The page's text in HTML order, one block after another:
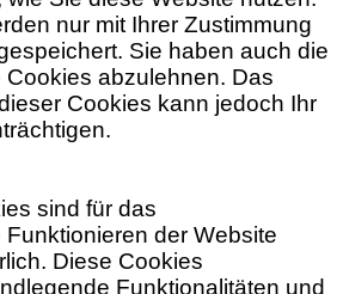
nur mit Ihrer Zustimmung
Sie haben auch die
Cookies abzulehnen. Das
Cookies kann jedoch Ihr
sind für das
der Website
Diese Cookies
Funktionalitäten und